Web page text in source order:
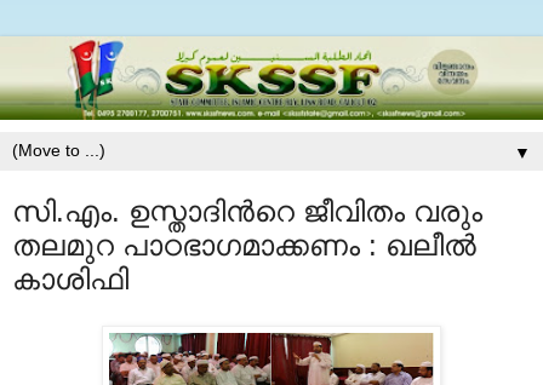
▼
സി.എം. ഉസ്താദിന്‍റെ ജീവിതം വരും
തലമുറ പാഠഭാഗമാക്കണം : ഖലീല്‍
കാശിഫി